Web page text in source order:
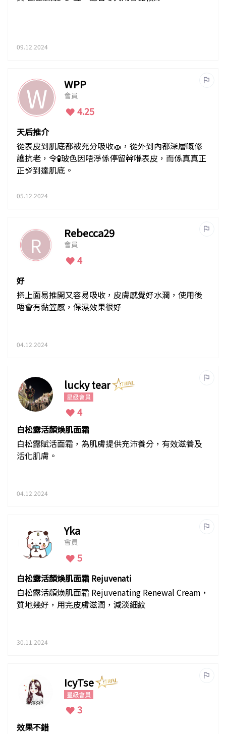
09.12.2024
W WPP
會員
4.25
天后推介
從表皮到肌底都被充分吸收🧽，從外到內都深層嘅修
護抗老，令🧪玻色因唔淨係停留🚧喺表皮，而係真真正
正💯到達肌底。
05.12.2024
Rebecca29
會員
4
好
搽上面易推開又容易吸收，皮膚感覺好水潤，使用後
唔會有黏笠感，保濕效果很好
04.12.2024
lucky tear
星級會員
4
白松露活顏煥肌面霜
白松露賦活面霜，為肌膚提供充沛養分，有效滋養及
活化肌膚。
04.12.2024
Yka
會員
5
白松露活顏煥肌面霜 Rejuvenati
白松露活顏煥肌面霜 Rejuvenating Renewal Cream，
質地幾好，用完皮膚滋潤，減淡細紋
30.11.2024
IcyTse
星級會員
3
效果不錯